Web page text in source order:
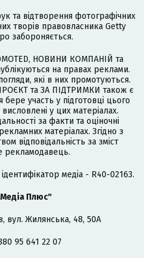
та відтворення фотографічних
творів правовласника Getty
забороняється.
НОВИНИ КОМПАНІЙ та
на правах реклами.
які в них промотуються.
та ЗА ПІДТРИМКИ також є
участь у підготовці цього
у цих матеріалах.
за факти та оціночні
матеріалах. Згідно з
відповідальність за зміст
рекламодавець.
медіа - R40-02163.
Плюс"
вул. Жилянська, 48, 50А
95 641 22 07